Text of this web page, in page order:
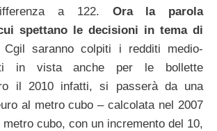
a 122. Ora la parola
spettano le decisioni in tema di
saranno colpiti i redditi medio-
in vista anche per le bollette
il 2010 infatti, si passerà da una
al metro cubo – calcolata nel 2007
cubo, con un incremento del 10,